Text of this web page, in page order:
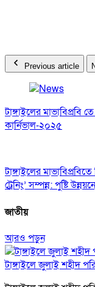
Previous article
টাঙ্গাইলের মাভাবিপ্রবি
কার্নিভাল-২০২৫
টাঙ্গাইলের
ট্রেনিং’ সম্পন্ন: পুষ্টি
জাতীয়
আরও পড়ুন
টাঙ্গাইলে জুলাই শহীদ